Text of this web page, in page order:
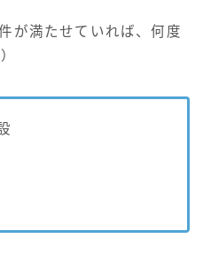
が満たせていれば、何度